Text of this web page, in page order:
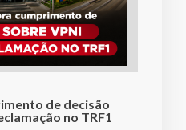
de decisão
no TRF1